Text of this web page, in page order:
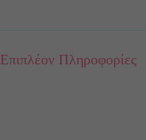
Επιπλέον Πληροφορίες